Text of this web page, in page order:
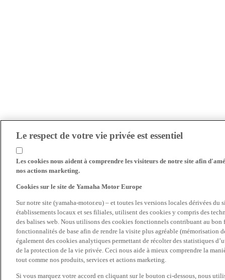
Le respect de votre vie privée est essentiel
Les cookies nous aident à comprendre les visiteurs de notre site afin
nos actions marketing.
Cookies sur le site de Yamaha Motor Europe
Sur notre site (yamaha-motor.eu) – et toutes les versions locales dérivées du
établissements locaux et ses filiales, utilisent des cookies y compris des
des balises web. Nous utilisons des cookies fonctionnels contribuant au
fonctionnalités de base afin de rendre la visite plus agréable (mémorisation
également des cookies analytiques permettant de récolter des statistiques
de la protection de la vie privée. Ceci nous aide à mieux comprendre la
tout comme nos produits, services et actions marketing.
Si vous marquez votre accord en cliquant sur le bouton ci-dessous, nous